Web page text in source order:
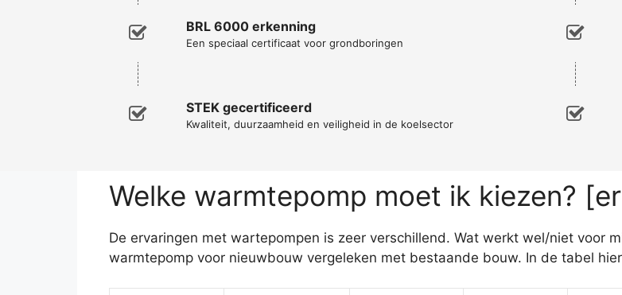
BRL 6000 erkenning
Een speciaal certificaat voor grondboringen
STEK gecertificeerd
Kwaliteit, duurzaamheid en veiligheid in de koelsector
Welke warmtepomp moet ik kiezen?
De ervaringen met wartepompen is zeer verschillend. Wat werkt wel/niet voor
warmtepomp voor nieuwbouw vergeleken met bestaande bouw. In de tabel